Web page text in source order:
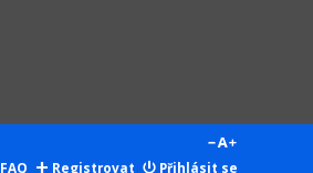
FAQ Registrovat Přihlásit se